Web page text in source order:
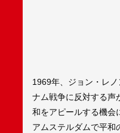
1969年、ジョン・レ
ナム戦争に反対する声
和をアピールする機会
アムステルダムで平和